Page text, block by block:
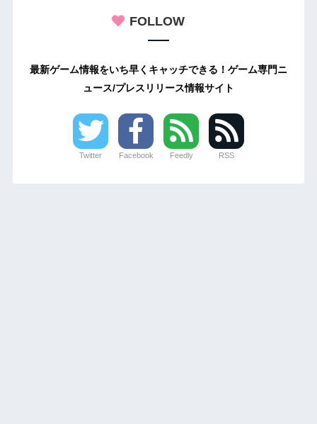
FOLLOW
最新ゲーム情報をいち早くキャッチできる！ゲーム専門ニ
ュース/プレスリリース情報サイト
Twitter Facebook Feedly RSS